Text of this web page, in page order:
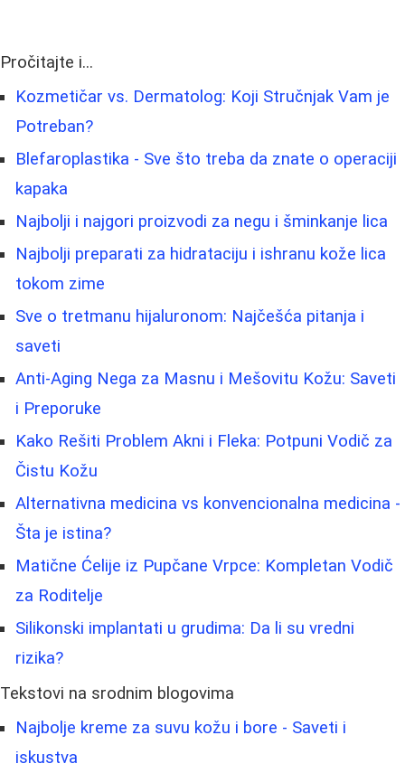
Pročitajte i...
Kozmetičar vs. Dermatolog: Koji Stručnjak Vam je
Potreban?
Blefaroplastika - Sve što treba da znate o operaciji
kapaka
Najbolji i najgori proizvodi za negu i šminkanje lica
Najbolji preparati za hidrataciju i ishranu kože lica
tokom zime
Sve o tretmanu hijaluronom: Najčešća pitanja i
saveti
Anti-Aging Nega za Masnu i Mešovitu Kožu: Saveti
i Preporuke
Kako Rešiti Problem Akni i Fleka: Potpuni Vodič za
Čistu Kožu
Alternativna medicina vs konvencionalna medicina -
Šta je istina?
Matične Ćelije iz Pupčane Vrpce: Kompletan Vodič
za Roditelje
Silikonski implantati u grudima: Da li su vredni
rizika?
Tekstovi na srodnim blogovima
Najbolje kreme za suvu kožu i bore - Saveti i
iskustva